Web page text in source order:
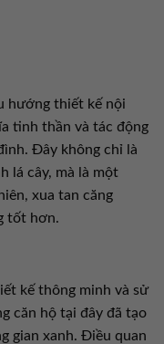
hướng thiết kế nội
tinh thần và tác động
Đây không chỉ là
lá cây, mà là một
xua tan căng
tốt hơn.
kế thông minh và sử
căn hộ tại đây đã tạo
gian xanh. Điều quan